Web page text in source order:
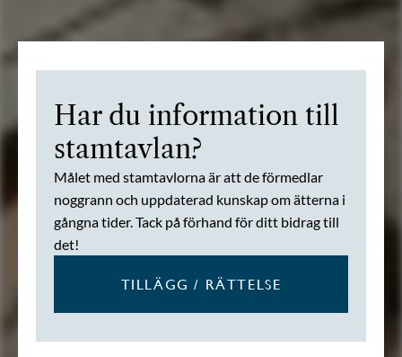
Har du information till
stamtavlan?
Målet med stamtavlorna är att de förmedlar
noggrann och uppdaterad kunskap om ätterna i
gångna tider. Tack på förhand för ditt bidrag till
det!
TILLÄGG / RÄTTELSE